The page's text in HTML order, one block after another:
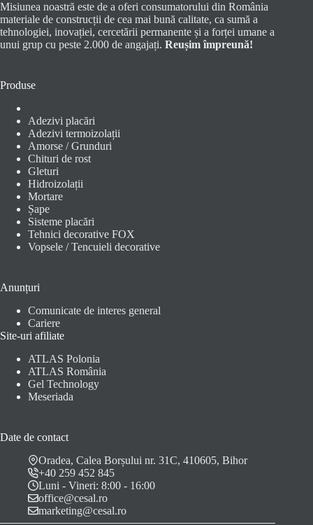
Misiunea noastră este de a oferi consumatorului din România
materiale de construcții de cea mai bună calitate, ca sumă a
tehnologiei, inovației, cercetării permanente și a forței umane a
unui grup cu peste 2.000 de angajați. Reușim împreună!
Produse
Adezivi placări
Adezivi termoizolații
Amorse / Grunduri
Chituri de rost
Gleturi
Hidroizolații
Mortare
Șape
Sisteme placări
Tehnici decorative FOX
Vopsele / Tencuieli decorative
Anunțuri
Comunicate de interes general
Cariere
Site-uri afiliate
ATLAS Polonia
ATLAS România
Gel Technology
Meseriada
Date de contact
Oradea, Calea Borșului nr. 31C, 410605, Bihor
+40 259 452 845
Luni - Vineri: 8:00 - 16:00
office@cesal.ro
marketing@cesal.ro